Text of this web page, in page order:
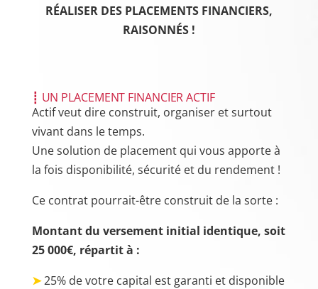
RÉALISER DES PLACEMENTS FINANCIERS,
RAISONNÉS !
┋ UN PLACEMENT FINANCIER ACTIF
Actif veut dire construit, organiser et surtout
vivant dans le temps.
Une solution de placement qui vous apporte à
la fois disponibilité, sécurité et du rendement !
Ce contrat pourrait-être construit de la sorte :
Montant du versement initial identique, soit
25 000€, répartit à :
➤25% de votre capital est garanti et disponible